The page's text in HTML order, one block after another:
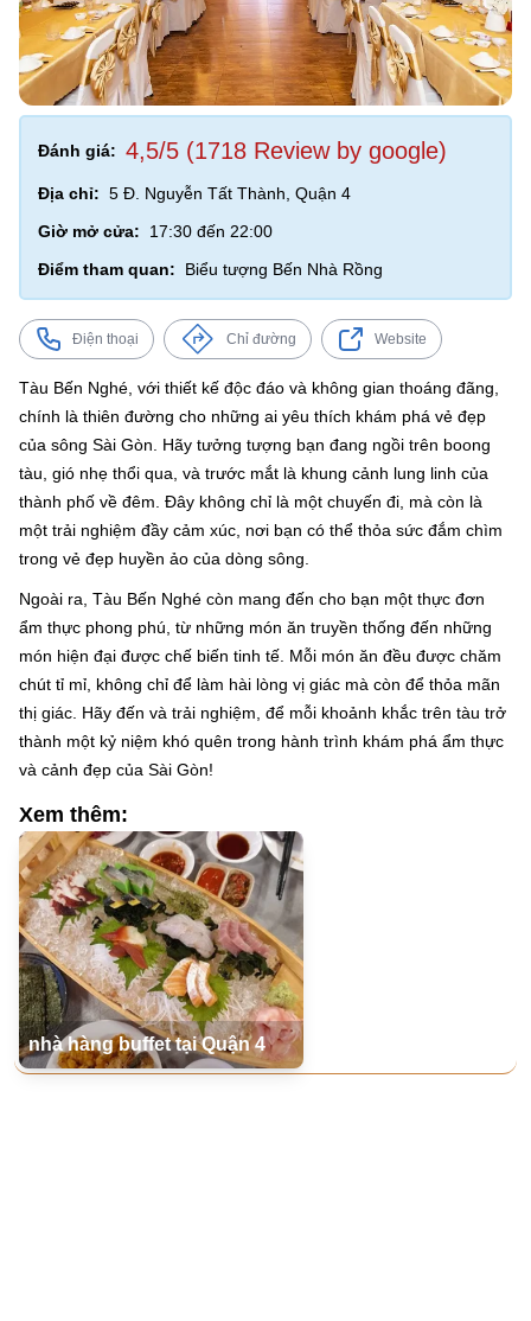
Đánh giá: 4,5/5 (1718 Review by google)
Địa chỉ: 5 Đ. Nguyễn Tất Thành, Quận 4
Giờ mở cửa:
17:30 đến 22:00
Điểm tham quan:
Biểu tượng Bến Nhà Rồng
Điện thoại Chỉ đường Website
Tàu Bến Nghé, với thiết kế độc đáo và không gian thoáng đãng,
chính là thiên đường cho những ai yêu thích khám phá vẻ đẹp
của sông Sài Gòn. Hãy tưởng tượng bạn đang ngồi trên boong
tàu, gió nhẹ thổi qua, và trước mắt là khung cảnh lung linh của
thành phố về đêm. Đây không chỉ là một chuyến đi, mà còn là
một trải nghiệm đầy cảm xúc, nơi bạn có thể thỏa sức đắm chìm
trong vẻ đẹp huyền ảo của dòng sông.
Ngoài ra, Tàu Bến Nghé còn mang đến cho bạn một thực đơn
ẩm thực phong phú, từ những món ăn truyền thống đến những
món hiện đại được chế biến tinh tế. Mỗi món ăn đều được chăm
chút tỉ mỉ, không chỉ để làm hài lòng vị giác mà còn để thỏa mãn
thị giác. Hãy đến và trải nghiệm, để mỗi khoảnh khắc trên tàu trở
thành một kỷ niệm khó quên trong hành trình khám phá ẩm thực
và cảnh đẹp của Sài Gòn!
Xem thêm:
nhà hàng buffet tại Quận 4